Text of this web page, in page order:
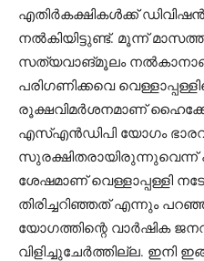
എതിര്‍കക്ഷികള്‍ക്ക്
നൽകിയിട്ടുണ്ട്. മൂന്ന്
സത്യവാങ്മൂലം നൽകാനാണ്
പരിഗണിക്കവെ
രൂക്ഷവിമർശനമാണ്
എസ്എന്‍ഡിപി യോഗം
സുരക്ഷിതരായിരുന്നുവെന്ന്
ശേഷമാണ് വെള്ളാപ്പള്ളി
തിരിച്ചറിഞ്ഞത് എന്നും
യോഗത്തിന്റെ വാര്‍ഷിക
വിളിച്ചുചേര്‍ത്തില്ല. ഇനി